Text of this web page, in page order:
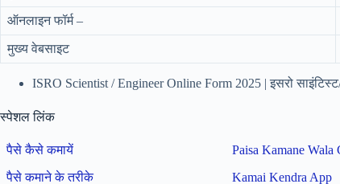
ऑनलाइन फॉर्म –
मुख्य वेबसाइट
ISRO Scientist / Engineer Online Form 2025 | इसरो
स्पेशल लिंक
पैसे कैसे कमायें Paisa Kamane Wala
पैसे कमाने के तरीके
Kamai Kendra App